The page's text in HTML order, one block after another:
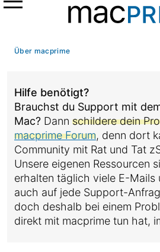
Menü
Über macprime
Hilfe benötigt?
Brauchst du Support mit
Mac? Dann schildere dein
macprime Forum, denn dort
Community mit Rat und Tat
Unsere eigenen Ressourcen
erhalten täglich viele E-Mails
auch auf jede Support-
doch deshalb bei einem
direkt mit macprime tun hat,